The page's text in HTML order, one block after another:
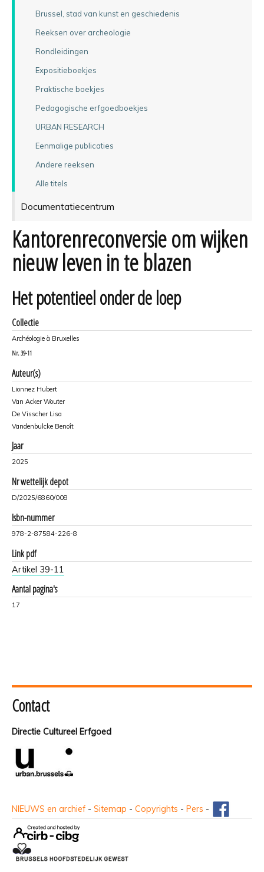
Brussel, stad van kunst en geschiedenis
Reeksen over archeologie
Rondleidingen
Expositieboekjes
Praktische boekjes
Pedagogische erfgoedboekjes
URBAN RESEARCH
Eenmalige publicaties
Andere reeksen
Alle titels
Documentatiecentrum
Kantorenreconversie om wijken
nieuw leven in te blazen
Het potentieel onder de loep
Collectie
Archéologie à Bruxelles
Nr. 39-11
Auteur(s)
Lionnez Hubert
Van Acker Wouter
De Visscher Lisa
Vandenbulcke Benoît
Jaar
2025
Nr wettelijk depot
D/2025/6860/008
Isbn-nummer
978-2-87584-226-8
Link pdf
Artikel 39-11
Aantal pagina's
17
Contact
Directie Cultureel Erfgoed
NIEUWS en archief - Sitemap - Copyrights - Pers -